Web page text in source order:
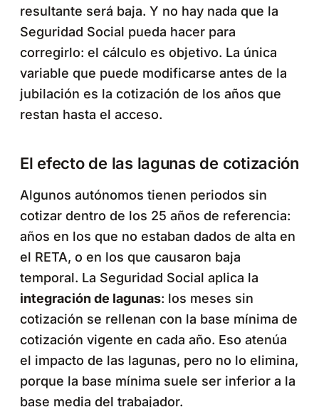
resultante será baja. Y no hay nada que la
Seguridad Social pueda hacer para
corregirlo: el cálculo es objetivo. La única
variable que puede modificarse antes de la
jubilación es la cotización de los años que
restan hasta el acceso.
El efecto de las lagunas de cotización
Algunos autónomos tienen periodos sin
cotizar dentro de los 25 años de referencia:
años en los que no estaban dados de alta en
el RETA, o en los que causaron baja
temporal. La Seguridad Social aplica la
integración de lagunas: los meses sin
cotización se rellenan con la base mínima de
cotización vigente en cada año. Eso atenúa
el impacto de las lagunas, pero no lo elimina,
porque la base mínima suele ser inferior a la
base media del trabajador.